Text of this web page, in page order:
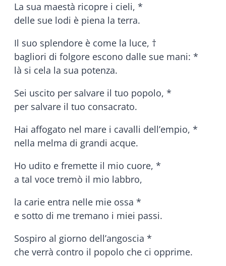
La sua maestà ricopre i cieli, *
delle sue lodi è piena la terra.
Il suo splendore è come la luce, †
bagliori di folgore escono dalle sue mani: *
là si cela la sua potenza.
Sei uscito per salvare il tuo popolo, *
per salvare il tuo consacrato.
Hai affogato nel mare i cavalli dell’empio, *
nella melma di grandi acque.
Ho udito e fremette il mio cuore, *
a tal voce tremò il mio labbro,
la carie entra nelle mie ossa *
e sotto di me tremano i miei passi.
Sospiro al giorno dell’angoscia *
che verrà contro il popolo che ci opprime.